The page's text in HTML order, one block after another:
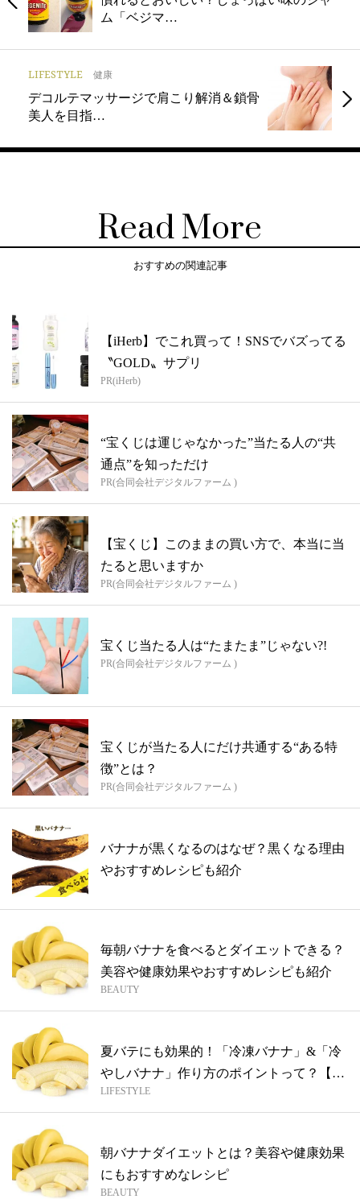
ム「ベジマ…
LIFESTYLE 健康
デコルテマッサージで肩こり解消＆鎖骨
美人を目指…
Read More
おすすめの関連記事
【iHerb】でこれ買って！SNSでバズってる
〝GOLD〟サプリ
PR(iHerb)
“宝くじは運じゃなかった”当たる人の“共
通点”を知っただけ
PR(合同会社デジタルファーム )
【宝くじ】このままの買い方で、本当に当
たると思いますか
PR(合同会社デジタルファーム )
宝くじ当たる人は“たまたま”じゃない?!
PR(合同会社デジタルファーム )
宝くじが当たる人にだけ共通する“ある特
徴”とは？
PR(合同会社デジタルファーム )
バナナが黒くなるのはなぜ？黒くなる理由
やおすすめレシピも紹介
毎朝バナナを食べるとダイエットできる？
美容や健康効果やおすすめレシピも紹介
BEAUTY
夏バテにも効果的！「冷凍バナナ」&「冷
やしバナナ」作り方のポイントって？【8
月7...
LIFESTYLE
朝バナナダイエットとは？美容や健康効果
にもおすすめなレシピ
BEAUTY